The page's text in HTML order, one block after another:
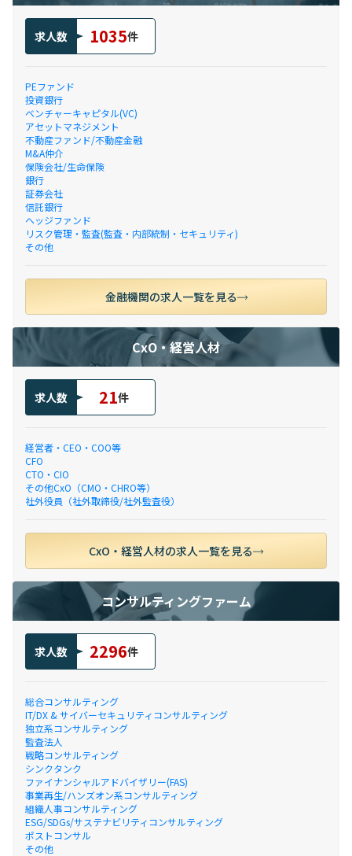
求人数 1035件
PEファンド
投資銀行
ベンチャーキャピタル(VC)
アセットマネジメント
不動産ファンド/不動産金融
M&A仲介
保険会社/生命保険
銀行
証券会社
信託銀行
ヘッジファンド
リスク管理・監査(監査・内部統制・セキュリティ)
その他
金融機関の求人一覧を見る
CxO・経営人材
求人数 21件
経営者・CEO・COO等
CFO
CTO・CIO
その他CxO（CMO・CHRO等）
社外役員（社外取締役/社外監査役）
CxO・経営人材の求人一覧を見る
コンサルティングファーム
求人数 2296件
総合コンサルティング
IT/DX & サイバーセキュリティコンサルティング
独立系コンサルティング
監査法人
戦略コンサルティング
シンクタンク
ファイナンシャルアドバイザリー(FAS)
事業再生/ハンズオン系コンサルティング
組織人事コンサルティング
ESG/SDGs/サステナビリティコンサルティング
ポストコンサル
その他